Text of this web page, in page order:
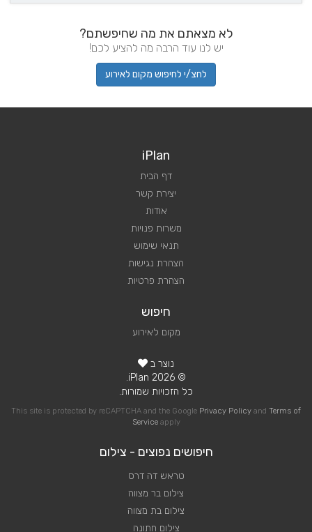
לא מצאתם את מה שחיפשתם?
יש לנו עוד הרבה מה להציע לכם!
לחצ/י לחיפוש מקום לאירוע
iPlan
דף הבית
יצירת קשר
אודות
משרות פנויות
תנאי שימוש
הצהרת נגישות
הצהרת פרטיות
חיפוש
מקום לאירוע
נוצר ב
© 2026 iPlan.
כל הזכויות שמורות.
This site is protected by reCAPTCHA and the Google Privacy Policy and Terms of
Serviceapply
חיפושים נפוצים - צילום
טראש דה דרס
צילום בר מצווה
צילום בת מצווה
צילום חתונה